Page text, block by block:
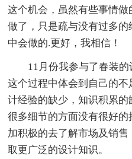
这个机会，虽然有些事情
做了，只是疏与没有过多
中会做的.更好，我相信！
11月份我参与了春装
这个过程中体会到自己的
计经验的缺少，知识积累
很多细节的方面没有很好
加积极的去了解市场及销
取更广泛的设计知识。